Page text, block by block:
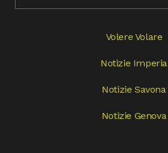
Volere Volare
Notizie Imperia
Notizie Savona
Notizie Genova